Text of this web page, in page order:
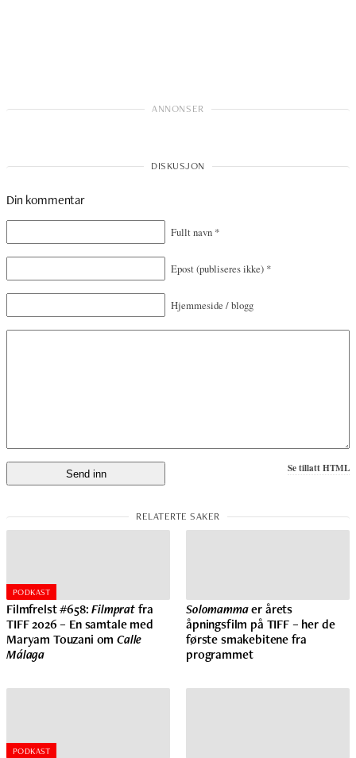
Din kommentar
Fullt navn *
Epost(publiseres ikke) *
Hjemmeside / blogg
Se tillatt HTML
PODKAST
Filmfrelst #658:Filmpratfra
TIFF 2026 – En samtale med
Maryam Touzani omCalle
Málaga
Solomammaer årets
åpningsfilm på TIFF – her de
første smakebitene fra
programmet
PODKAST